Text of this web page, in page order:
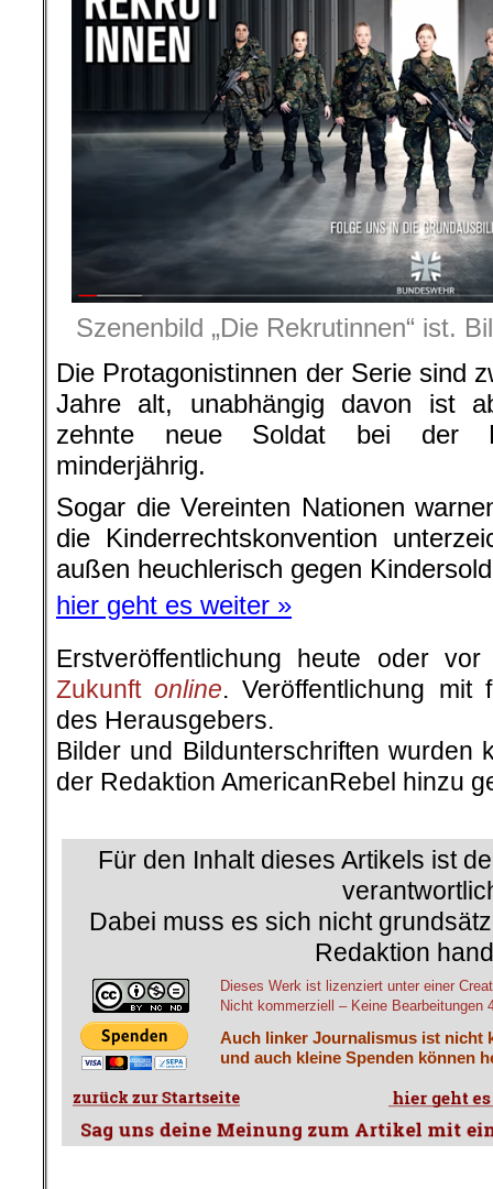
Szenenbild „Die Rekrutinnen“ ist.
Die Protagonistinnen der Serie sind
Jahre alt, unabhängig davon ist
zehnte neue Soldat bei der
minderjährig.
Sogar die Vereinten Nationen
die Kinderrechtskonvention
außen heuchlerisch gegen
hier geht es weiter »
Erstveröffentlichung heute oder
Zukunftonline. Veröffentlichung mit
des Herausgebers.
Bilder und Bildunterschriften wurden
der Redaktion AmericanRebel hinzu
Für den Inhalt dieses Artikels ist
Dabei muss es sich nicht
Redaktion
Dieses Werk ist lizenziert unter einer
Nicht kommerziell – Keine Bearbeitungen
Auch linker Journalismus ist nicht
und auch kleine Spenden können